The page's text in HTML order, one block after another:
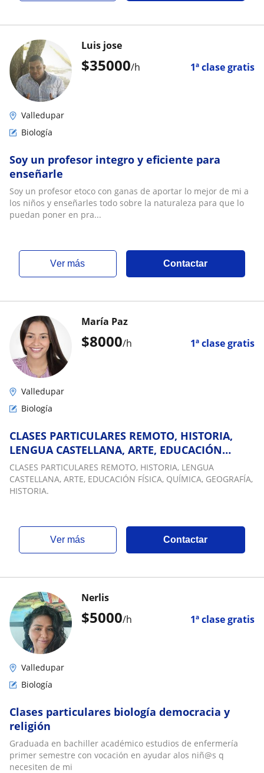
$35000/h 1ª clase gratis
Luis jose
Valledupar
Biología
Soy un profesor integro y eficiente para
enseñarle
Soy un profesor etoco con ganas de aportar lo mejor de mi a
los niños y enseñarles todo sobre la naturaleza para que lo
puedan poner en pra...
ver más Contactar
$8000/h 1ª clase gratis
María Paz
Valledupar
Biología
CLASES PARTICULARES REMOTO, HISTORIA,
LENGUA CASTELLANA, ARTE, EDUCACIÓN
FÍSICA, QUÍMICA, GEOGRAFÍA, HISTORIA
CLASES PARTICULARES REMOTO, HISTORIA, LENGUA
CASTELLANA, ARTE, EDUCACIÓN FÍSICA, QUÍMICA, GEOGRAFÍA,
HISTORIA.
ver más Contactar
$5000/h 1ª clase gratis
Nerlis
Valledupar
Biología
Clases particulares biología democracia y
religión
Graduada en bachiller académico estudios de enfermería
primer semestre con vocación en ayudar alos niñ@s q
necesiten de mi